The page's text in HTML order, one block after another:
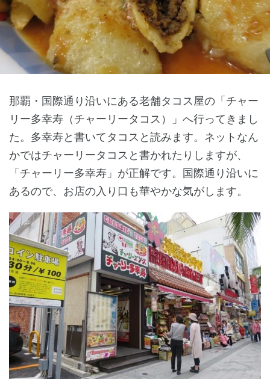
那覇・国際通り沿いにある老舗タコス屋の「チャー
リー多幸寿（チャーリータコス）」へ行ってきまし
た。多幸寿と書いてタコスと読みます。ネットなん
かではチャーリータコスと書かれたりしますが、
「チャーリー多幸寿」が正解です。国際通り沿いに
あるので、お店の入り口も華やかな気がします。